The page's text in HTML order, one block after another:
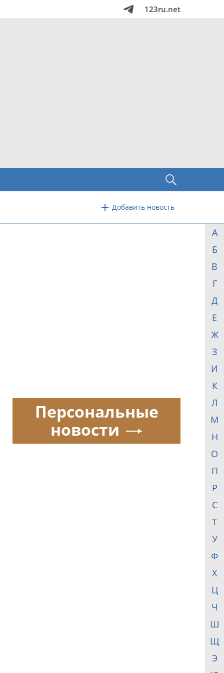
123ru.net
Добавить новость
А
Б
В
Г
Д
Е
Ж
З
И
К
Л
М
Н
О
П
Р
С
Т
У
Ф
Х
Ц
Ч
Ш
Щ
Э
Персональные
новости